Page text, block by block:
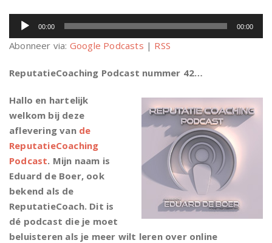
Audiospeler
00:00 00:00
Abonneer via: Google Podcasts | RSS
ReputatieCoaching Podcast nummer 42…
Hallo en hartelijk
welkom bij deze
aflevering van de
ReputatieCoaching
Podcast. Mijn naam is
Eduard de Boer, ook
bekend als de
ReputatieCoach. Dit is
dé podcast die je moet
beluisteren als je meer wilt leren over online